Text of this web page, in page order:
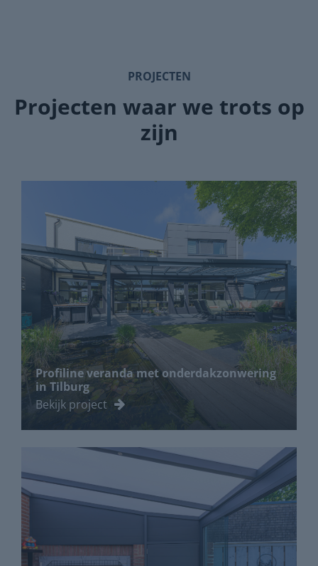
PROJECTEN
Projecten waar we trots op
zijn
Profiline veranda met onderdakzonwering
in Tilburg
Bekijk project